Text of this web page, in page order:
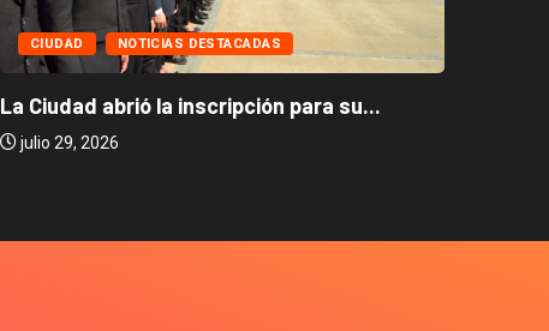
CIUDAD NOTICIAS DESTACADAS
La Ciudad abrió la inscripción para su...
julio 29, 2026